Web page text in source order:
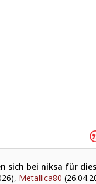
sich bei niksa für
Metallica80